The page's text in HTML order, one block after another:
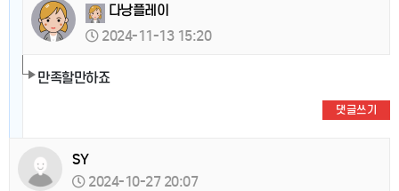
다낭플레이
2024-11-13 15:20
만족할만하죠
댓글쓰기
SY
2024-10-27 20:07